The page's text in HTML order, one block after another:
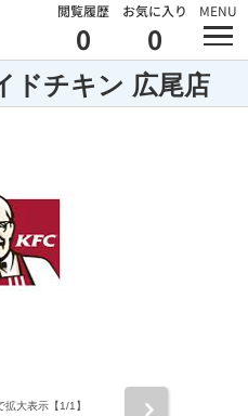
閲覧履歴
0
お気に入り
0
MENU
ドチキン 広尾店
拡大表示【1/1】